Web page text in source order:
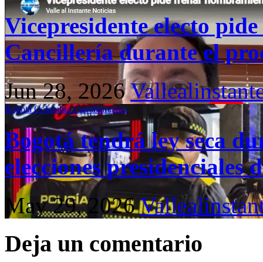
Vicepresidente electo
Cancillería durante el
Jun 28, 2026
BogotáColombiaCundinamarca
Bogotá tendrá ley seca
elecciones presidenciales
May 29, 2026
Deja un comentario